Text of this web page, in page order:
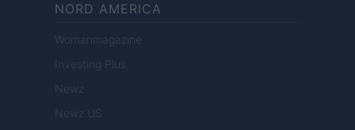
NORD AMERICA
Womanmagazine
Investing Plus
Newz
Newz US